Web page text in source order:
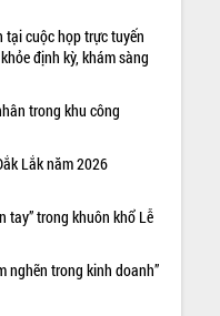
tại cuộc họp trực tuyến
định kỳ, khám sàng
trong khu công
Lắk năm 2026
tay” trong khuôn khổ Lễ
nghẽn trong kinh doanh”